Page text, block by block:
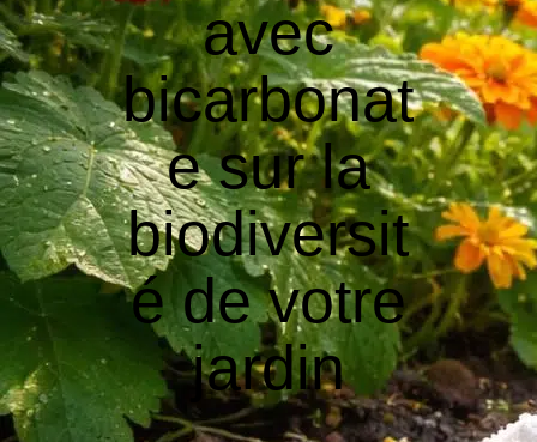
avec
bicarbonat
e sur la
biodiversit
é de votre
jardin